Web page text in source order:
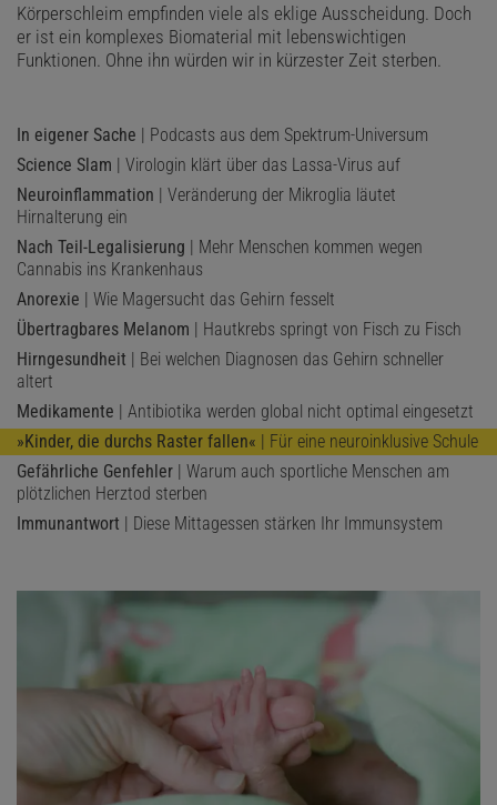
Körperschleim empfinden viele als eklige Ausscheidung. Doch
er ist ein komplexes Biomaterial mit lebenswichtigen
Funktionen. Ohne ihn würden wir in kürzester Zeit sterben.
In eigener Sache | Podcasts aus dem Spektrum-Universum
Science Slam | Virologin klärt über das Lassa-Virus auf
Neuroinflammation | Veränderung der Mikroglia läutet
Hirnalterung ein
Nach Teil-Legalisierung | Mehr Menschen kommen wegen
Cannabis ins Krankenhaus
Anorexie | Wie Magersucht das Gehirn fesselt
Übertragbares Melanom | Hautkrebs springt von Fisch zu Fisch
Hirngesundheit | Bei welchen Diagnosen das Gehirn schneller
altert
Medikamente | Antibiotika werden global nicht optimal eingesetzt
»Kinder, die durchs Raster fallen« | Für eine neuroinklusive Schule
Gefährliche Genfehler | Warum auch sportliche Menschen am
plötzlichen Herztod sterben
Immunantwort | Diese Mittagessen stärken Ihr Immunsystem